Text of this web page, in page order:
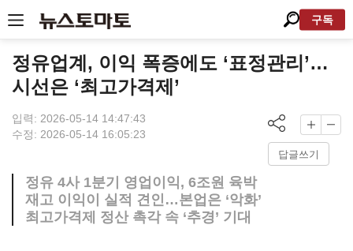
구독
정유업계, 이익 폭증에도 ‘표정관리’…
시선은 ‘최고가격제’
입력: 2026-05-14 14:47:43
수정: 2026-05-14 16:05:23
답글쓰기
정유 4사 1분기 영업이익, 6조원 육박
재고 이익이 실적 견인…본업은 ‘악화’
최고가격제 정산 촉각 속 ‘추경’ 기대